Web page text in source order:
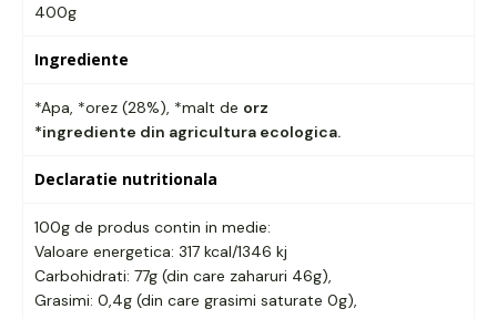
400g
Ingrediente
*Apa, *orez (28%), *malt de orz
*ingrediente din agricultura ecologica.
Declaratie nutritionala
100g de produs contin in medie:
Valoare energetica: 317 kcal/1346 kj
Carbohidrati: 77g (din care zaharuri 46g),
Grasimi: 0,4g (din care grasimi saturate 0g),